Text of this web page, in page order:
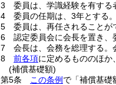
3
委員は、学識経験を有する
4
委員の任期は、3年とする。
5
委員は、再任されることが
6
認定委員会に会長を置き、
7
会長は、会務を総理する。
8
前各項に定めるもののほか
(補償基礎額)
第5条
この条例 で「補償基礎